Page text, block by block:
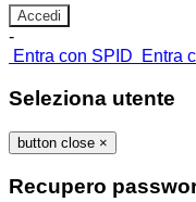
-
Entra con SPID
Entra
Seleziona utente
button close ×
Recupero